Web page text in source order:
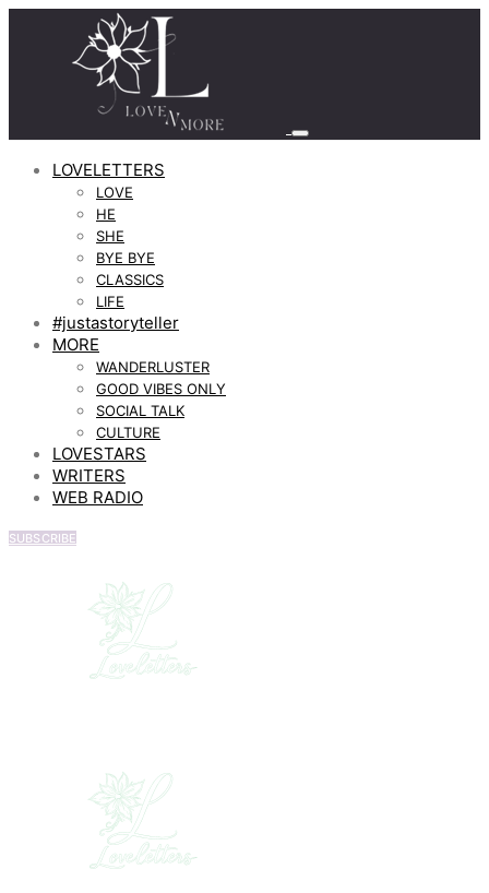
LOVELETTERS
LOVE
HE
SHE
BYE BYE
CLASSICS
LIFE
#justastoryteller
MORE
WANDERLUSTER
GOOD VIBES ONLY
SOCIAL TALK
CULTURE
LOVESTARS
WRITERS
WEB RADIO
SUBSCRIBE